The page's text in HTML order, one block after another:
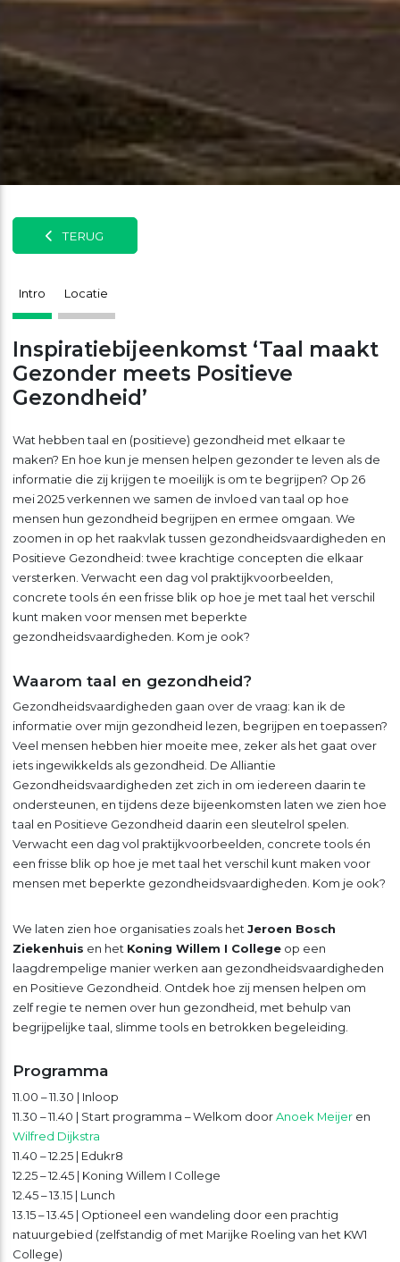
TERUG
Intro Locatie
Inspiratiebijeenkomst ‘Taal maakt
Gezonder meets Positieve
Gezondheid’
Wat hebben taal en (positieve) gezondheid met elkaar te
maken? En hoe kun je mensen helpen gezonder te leven als de
informatie die zij krijgen te moeilijk is om te begrijpen? Op 26
mei 2025 verkennen we samen de invloed van taal op hoe
mensen hun gezondheid begrijpen en ermee omgaan. We
zoomen in op het raakvlak tussen gezondheidsvaardigheden en
Positieve Gezondheid: twee krachtige concepten die elkaar
versterken. Verwacht een dag vol praktijkvoorbeelden,
concrete tools én een frisse blik op hoe je met taal het verschil
kunt maken voor mensen met beperkte
gezondheidsvaardigheden. Kom je ook?
Waarom taal en gezondheid?
Gezondheidsvaardigheden gaan over de vraag: kan ik de
informatie over mijn gezondheid lezen, begrijpen en toepassen?
Veel mensen hebben hier moeite mee, zeker als het gaat over
iets ingewikkelds als gezondheid. De Alliantie
Gezondheidsvaardigheden zet zich in om iedereen daarin te
ondersteunen, en tijdens deze bijeenkomsten laten we zien hoe
taal en Positieve Gezondheid daarin een sleutelrol spelen.
Verwacht een dag vol praktijkvoorbeelden, concrete tools én
een frisse blik op hoe je met taal het verschil kunt maken voor
mensen met beperkte gezondheidsvaardigheden. Kom je ook?
We laten zien hoe organisaties zoals het Jeroen Bosch
Ziekenhuis en het Koning Willem I Collegeop een
laagdrempelige manier werken aan gezondheidsvaardigheden
en Positieve Gezondheid. Ontdek hoe zij mensen helpen om
zelf regie te nemen over hun gezondheid, met behulp van
begrijpelijke taal, slimme tools en betrokken begeleiding.
Programma
11.00 – 11.30 | Inloop
11.30 – 11.40 | Start programma – Welkom doorAnoek Meijeren
Wilfred Dijkstra
11.40 – 12.25 | Edukr8
12.25 – 12.45 | Koning Willem I College
12.45 – 13.15 | Lunch
13.15 – 13.45 | Optioneel een wandeling door een prachtig
natuurgebied (zelfstandig of met Marijke Roeling van het KW1
College)